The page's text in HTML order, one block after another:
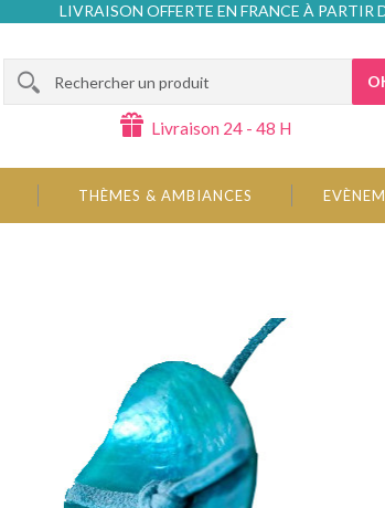
LIVRAISON OFFERTE EN FRANCE À PARTIR
Livraison 24 - 48 H
THÈMES & AMBIANCES